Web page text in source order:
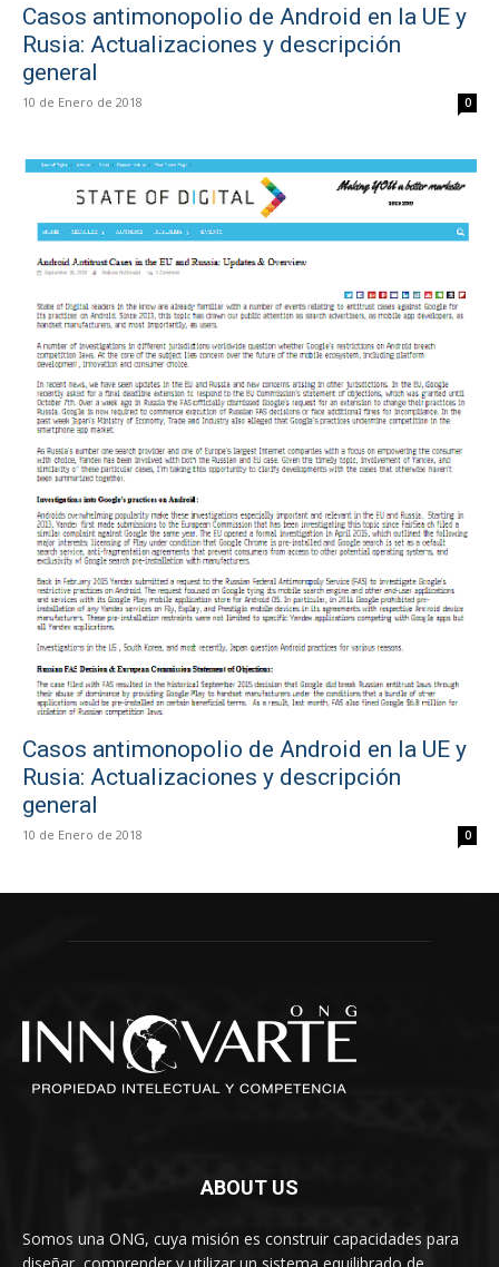
Casos antimonopolio de Android en la UE y
Rusia: Actualizaciones y descripción
general
10 de Enero de 2018 0
Casos antimonopolio de Android en la UE y
Rusia: Actualizaciones y descripción
general
10 de Enero de 2018 0
ABOUT US
Somos una ONG, cuya misión es construir capacidades para